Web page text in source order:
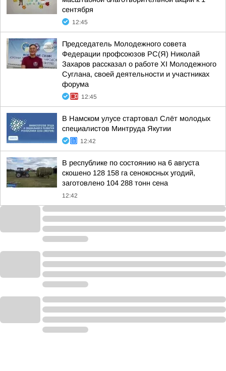
сентября
12:45
Председатель Молодежного совета
Федерации профсоюзов РС(Я) Николай
Захаров рассказал о работе XI Молодежного
Суглана, своей деятельности и участниках
форума
12:45
В Намском улусе стартовал Слёт молодых
специалистов Минтруда Якутии
12:42
В республике по состоянию на 6 августа
скошено 128 158 га сенокосных угодий,
заготовлено 104 288 тонн сена
12:42